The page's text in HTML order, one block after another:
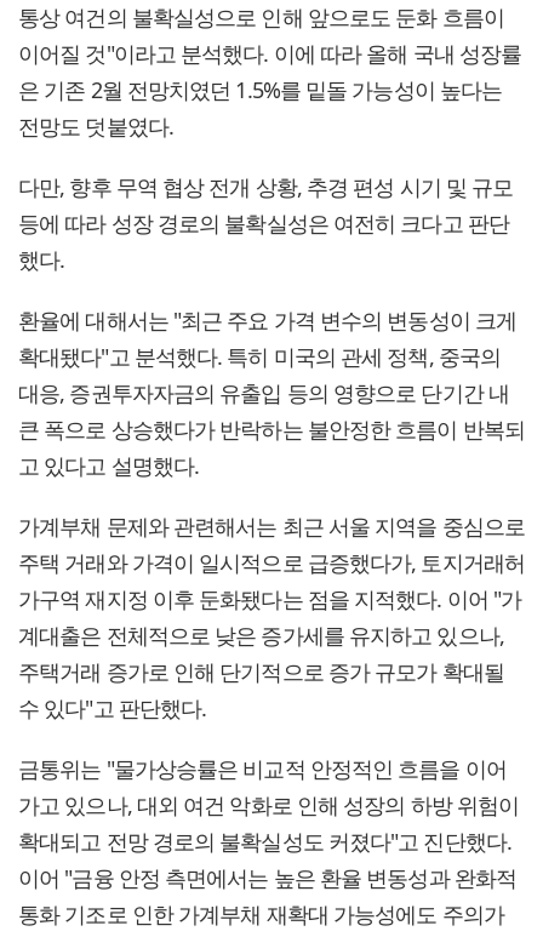
통상 여건의 불확실성으로 인해 앞으로도 둔화 흐름이
이어질 것"이라고 분석했다. 이에 따라 올해 국내 성장률
은 기존 2월 전망치였던 1.5%를 밑돌 가능성이 높다는
전망도 덧붙였다.
다만, 향후 무역 협상 전개 상황, 추경 편성 시기 및 규모
등에 따라 성장 경로의 불확실성은 여전히 크다고 판단
했다.
환율에 대해서는 "최근 주요 가격 변수의 변동성이 크게
확대됐다"고 분석했다. 특히 미국의 관세 정책, 중국의
대응, 증권투자자금의 유출입 등의 영향으로 단기간 내
큰 폭으로 상승했다가 반락하는 불안정한 흐름이 반복되
고 있다고 설명했다.
가계부채 문제와 관련해서는 최근 서울 지역을 중심으로
주택 거래와 가격이 일시적으로 급증했다가, 토지거래허
가구역 재지정 이후 둔화됐다는 점을 지적했다. 이어 "가
계대출은 전체적으로 낮은 증가세를 유지하고 있으나,
주택거래 증가로 인해 단기적으로 증가 규모가 확대될
수 있다"고 판단했다.
금통위는 "물가상승률은 비교적 안정적인 흐름을 이어
가고 있으나, 대외 여건 악화로 인해 성장의 하방 위험이
확대되고 전망 경로의 불확실성도 커졌다"고 진단했다.
이어 "금융 안정 측면에서는 높은 환율 변동성과 완화적
통화 기조로 인한 가계부채 재확대 가능성에도 주의가